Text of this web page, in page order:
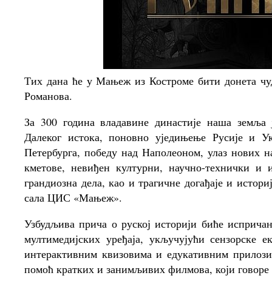
Тих дана ће у Мањеж из Костроме бити донета
Романова.
За 300 година владавине династије наша
Далеког истока, поновно уједињење Русије и
Петербурга, победу над Наполеоном, улаз нових
кметове, невиђен културни, научно-технички и
грандиозна дела, као и трагичне догађаје и
сала ЦИС «Мањеж».
Узбудљива прича о руској историји биће
мултимедијских уређаја, укључујући сензорске
интерактивним квизовима и едукативним
помоћ кратких и занимљивих филмова, који